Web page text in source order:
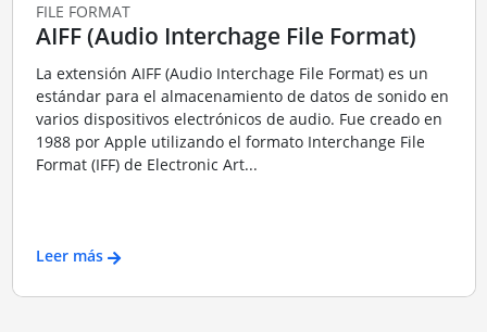
FILE FORMAT
AIFF (Audio Interchage File Format)
La extensión AIFF (Audio Interchage File Format) es un
estándar para el almacenamiento de datos de sonido en
varios dispositivos electrónicos de audio. Fue creado en
1988 por Apple utilizando el formato Interchange File
Format (IFF) de Electronic Art...
Leer más